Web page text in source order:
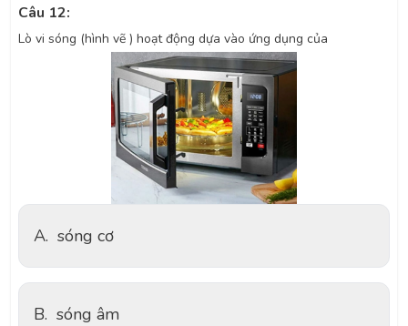
Câu 12:
Lò vi sóng (hình vẽ ) hoạt động dựa vào ứng dụng của
A. sóng cơ
B. sóng âm